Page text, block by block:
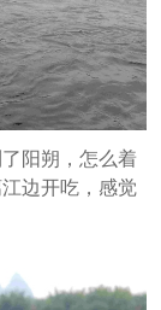
阳朔，怎么着
边开吃，感觉